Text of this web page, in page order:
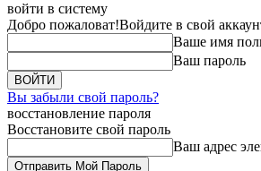
войти в систему
Добро пожаловат!Войдите в свой
Ваше имя
Ваш пароль
Вы забыли свой пароль?
восстановление пароля
Восстановите свой пароль
Ваш адрес